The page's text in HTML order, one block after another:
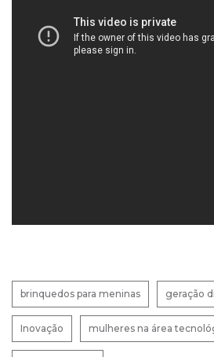
brinquedos para meninas geração
Inovação mulheres na área